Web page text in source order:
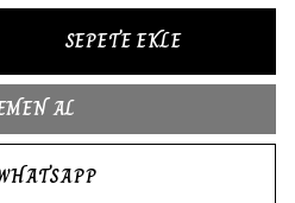
SEPETE EKLE
AL